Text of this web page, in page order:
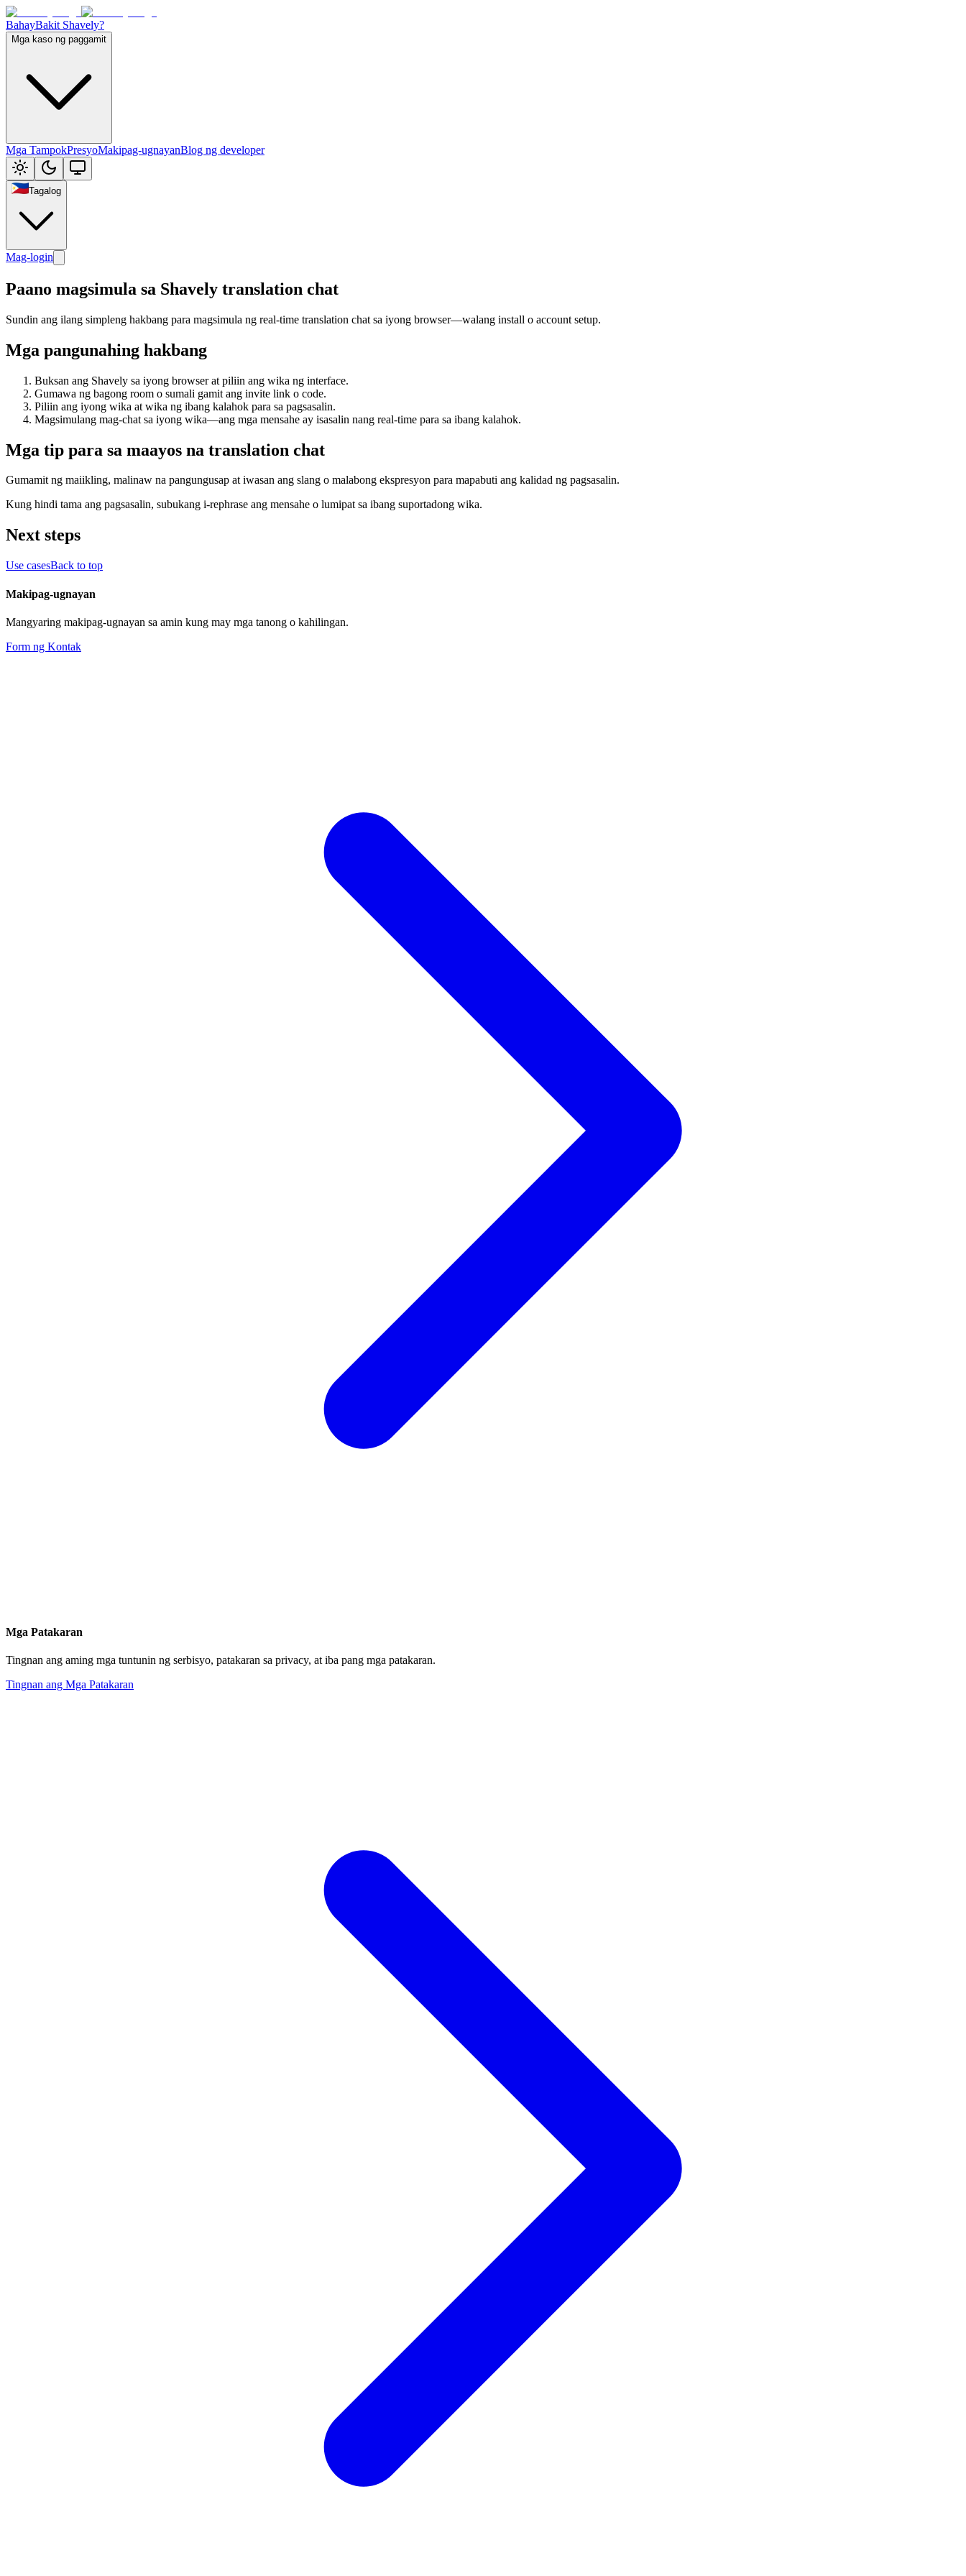
BahayBakit Shavely?
Mga kaso ng paggamit
Mga TampokPresyoMakipag-ugnayanBlog ng developer
Tagalog
Mag-login
Paano magsimula sa Shavely translation chat
Sundin ang ilang simpleng hakbang para magsimula ng real-time translation chat sa iyong browser—walang install o account setup.
Mga pangunahing hakbang
Buksan ang Shavely sa iyong browser at piliin ang wika ng interface.
Gumawa ng bagong room o sumali gamit ang invite link o code.
Piliin ang iyong wika at wika ng ibang kalahok para sa pagsasalin.
Magsimulang mag-chat sa iyong wika—ang mga mensahe ay isasalin nang real-time para sa ibang kalahok.
Mga tip para sa maayos na translation chat
Gumamit ng maiikling, malinaw na pangungusap at iwasan ang slang o malabong ekspresyon para mapabuti ang kalidad ng pagsasalin.
Kung hindi tama ang pagsasalin, subukang i-rephrase ang mensahe o lumipat sa ibang suportadong wika.
Next steps
Use casesBack to top
Makipag-ugnayan
Mangyaring makipag-ugnayan sa amin kung may mga tanong o kahilingan.
Form ng Kontak
Mga Patakaran
Tingnan ang aming mga tuntunin ng serbisyo, patakaran sa privacy, at iba pang mga patakaran.
Tingnan ang Mga Patakaran